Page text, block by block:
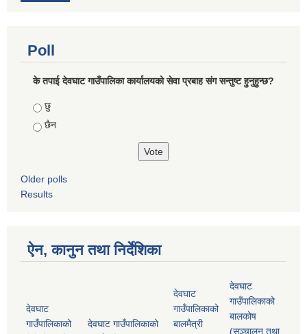
Poll
के तपाई देवघाट गाउँपालिका कार्यालयको सेवा प्रबाह संग सन्तुष्ट हुनुहुन्छ?
Choices
छु
छैन
Older polls
Results
ऐन, कानुन तथा निर्देशिका
देवघाट
गाउँपालिकाको
देवघाट गाउँपालिकाको
देवघाट
गाउँपालिकाको
बालमैत्री
देवघाट
गाउँपालिकाको
बालकोष
(सञ्चालन तथा